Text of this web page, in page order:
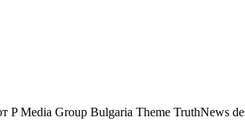
P Media Group Bulgaria Theme TruthNews